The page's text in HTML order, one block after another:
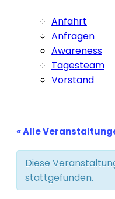
Anfahrt
Anfragen
Awareness
Tagesteam
Vorstand
« Alle
Diese
stattgefunden.